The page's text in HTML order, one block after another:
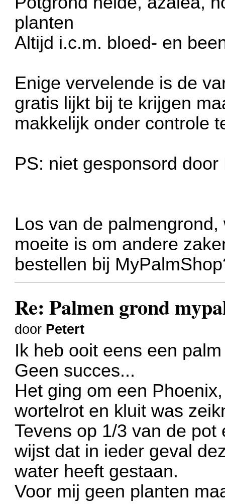
planten
Altijd i.c.m. bloed- en
Enige vervelende is de
gratis lijkt bij te krijgen
makkelijk onder controle
PS: niet gesponsord door
Los van de
moeite is om andere
bestellen bij
Re: Palmen grond
door Petert
Ik heb ooit eens een
Geen succes...
Het ging om een
wortelrot en kluit was
Tevens op 1/3 van de
wijst dat in ieder geval
water heeft gestaan.
Voor mij geen planten